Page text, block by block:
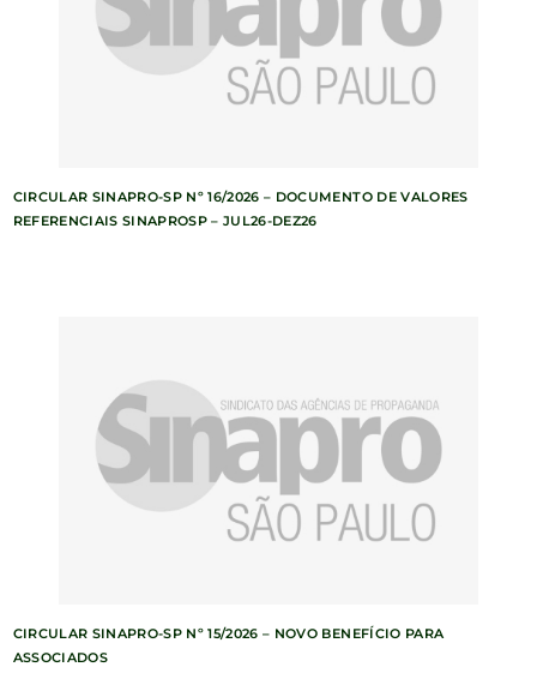
CIRCULAR SINAPRO-SP Nº 16/2026 – DOCUMENTO DE VALORES
REFERENCIAIS SINAPROSP – JUL26-DEZ26
CIRCULAR SINAPRO-SP Nº 15/2026 – NOVO BENEFÍCIO PARA
ASSOCIADOS